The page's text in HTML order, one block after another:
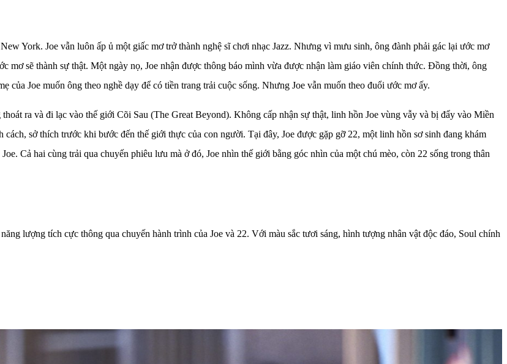
York. Joe vẫn luôn ấp ủ một giấc mơ trở thành nghệ sĩ chơi nhạc Jazz. Nhưng vì mưu sinh, ông đành phải gác lại ước mơ
mơ sẽ thành sự thật. Một ngày nọ, Joe nhận được thông báo mình vừa được nhận làm giáo viên chính thức. Đồng thời, ông
của Joe muốn ông theo nghề dạy để có tiền trang trải cuộc sống. Nhưng Joe vẫn muốn theo đuổi ước mơ ấy.
ra và đi lạc vào thế giới Cõi Sau (The Great Beyond). Không cấp nhận sự thật, linh hồn Joe vùng vẫy và bị đẩy vào Miền
sở thích trước khi bước đến thế giới thực của con người. Tại đây, Joe được gặp gỡ 22, một linh hồn sơ sinh đang khám
Cả hai cùng trải qua chuyến phiêu lưu mà ở đó, Joe nhìn thế giới bằng góc nhìn của một chú mèo, còn 22 sống trong thân
lượng tích cực thông qua chuyến hành trình của Joe và 22. Với màu sắc tươi sáng, hình tượng nhân vật độc đáo, Soul chính